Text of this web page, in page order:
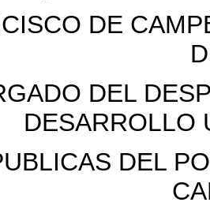
DE
DEL
DESARROLLO
DEL